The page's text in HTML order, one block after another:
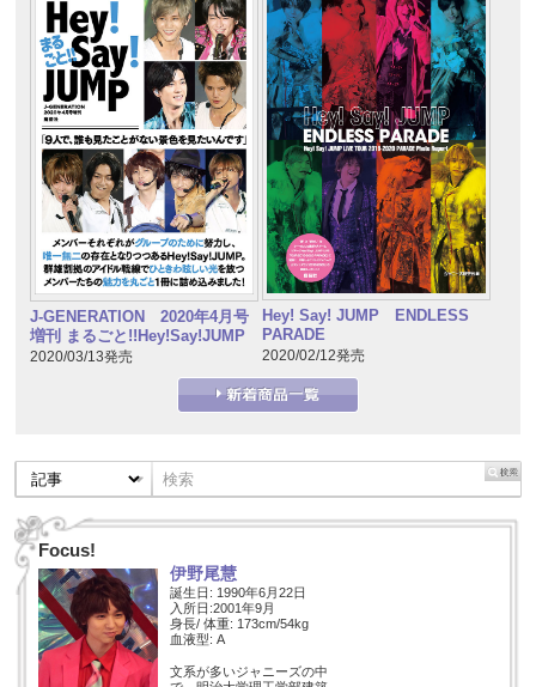
J-GENERATION 2020年4月号
増刊 まるごと!!Hey!Say!JUMP
2020/03/13発売
Hey! Say! JUMP ENDLESS
PARADE
2020/02/12発売
Focus!
伊野尾慧
誕生日: 1990年6月22日
入所日:2001年9月
身長/ 体重: 173cm/54kg
血液型: A
文系が多いジャニーズの中